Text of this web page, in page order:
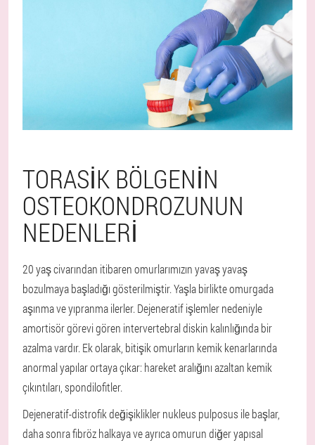
TORASIK BÖLGENIN
OSTEOKONDROZUNUN
NEDENLERI
20 yaş civarından itibaren omurlarımızın yavaş yavaş
bozulmaya başladığı gösterilmiştir. Yaşla birlikte omurgada
aşınma ve yıpranma ilerler. Dejeneratif işlemler nedeniyle
amortisör görevi gören intervertebral diskin kalınlığında bir
azalma vardır. Ek olarak, bitişik omurların kemik kenarlarında
anormal yapılar ortaya çıkar: hareket aralığını azaltan kemik
çıkıntıları, spondilofitler.
Dejeneratif-distrofik değişiklikler nukleus pulposus ile başlar,
daha sonra fibröz halkaya ve ayrıca omurun diğer yapısal